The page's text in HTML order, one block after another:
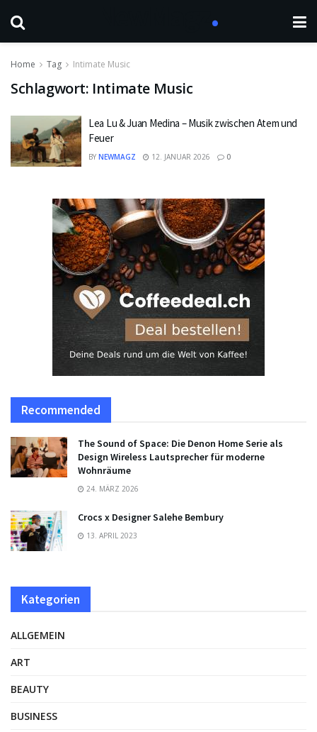
Home Tag Intimate Music
Schlagwort: Intimate Music
Lea Lu & Juan Medina – Musik zwischen Atem und
Feuer
BY NEWMAGZ 12. JANUAR 2026 0
Recommended
The Sound of Space: Die Denon Home Serie als
Design Wireless Lautsprecher für moderne
Wohnräume
24. MÄRZ 2026
Crocs x Designer Salehe Bembury
13. APRIL 2023
Kategorien
ALLGEMEIN
ART
BEAUTY
BUSINESS